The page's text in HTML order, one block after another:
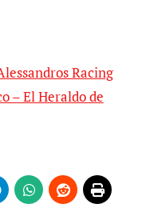
Racing
– El Heraldo de